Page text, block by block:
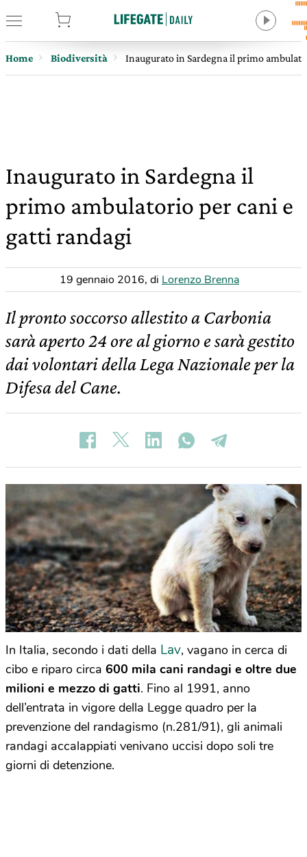
Home Biodiversità Inaugurato in Sardegna il primo
Inaugurato in Sardegna il
primo ambulatorio per cani e
gatti randagi
19 gennaio 2016, di Lorenzo Brenna
Il pronto soccorso allestito a Carbonia
sarà aperto 24 ore al giorno e sarà gestito
dai volontari della Lega Nazionale per la
Difesa del Cane.
In Italia, secondo i dati della Lav, vagano in cerca di
cibo e riparo circa 600 mila cani randagi e oltre due
milioni e mezzo di gatti. Fino al 1991, anno
dell’entrata in vigore della Legge quadro per la
prevenzione del randagismo (n.281/91), gli animali
randagi accalappiati venivano uccisi dopo soli tre
giorni di detenzione.